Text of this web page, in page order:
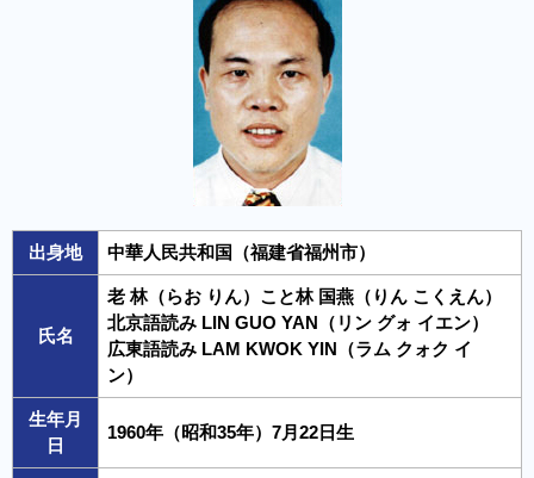
出身地 中華人民共和国（福建省福州市）
氏名
老 林（らお りん）こと林 国燕（りん こくえん）
北京語読み LIN GUO YAN（リン グォ イエン）
広東語読み LAM KWOK YIN（ラム クォク イ
ン）
生年月
日
1960年（昭和35年）7月22日生